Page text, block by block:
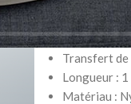
Type de
Puissance
Transfert de
Longueur :
Matériau :